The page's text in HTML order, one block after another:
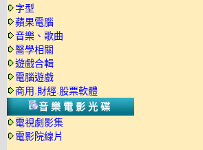
字型
蘋果電腦
音樂、歌曲
醫學相關
遊戲合輯
電腦遊戲
商用.財經.股票軟體
音樂電影光碟
電視劇影集
電影院線片